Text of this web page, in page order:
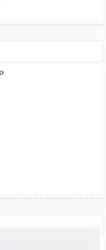
la situación es
de la tragedia,
siempre normal
que hicimos
sido
dos-